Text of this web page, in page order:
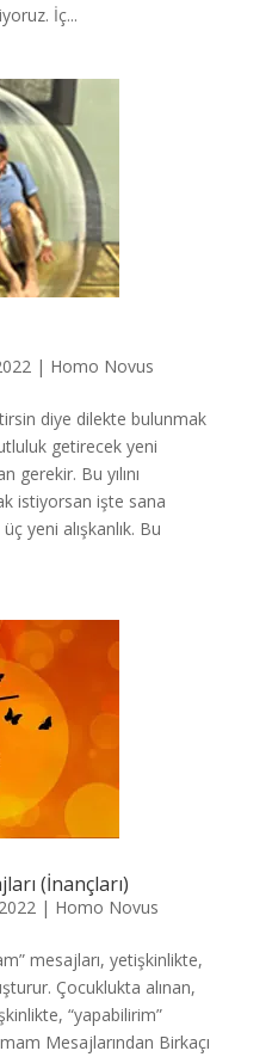
İç...
| Homo Novus
diye dilekte bulunmak
getirecek yeni
gerekir. Bu yılını
istiyorsan işte sana
yeni alışkanlık. Bu
(İnançları)
| Homo Novus
mesajları, yetişkinlikte,
Çocuklukta alınan,
“yapabilirim”
Mesajlarından Birkaçı